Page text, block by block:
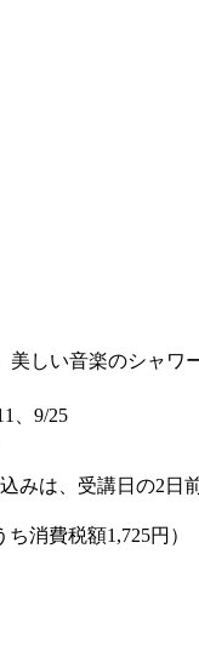
しい音楽のシャワ
、9/25
みは、受講日の2日
消費税額1,725円）